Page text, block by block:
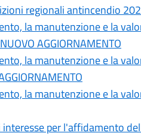
regionali antincendio
la manutenzione e la
AGGIORNAMENTO
la manutenzione e la
la manutenzione e la
per l'affidamento